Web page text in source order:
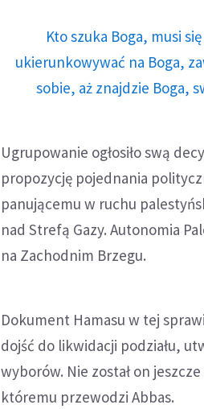
Kto szuka Boga, musi
ukierunkowywać na Boga,
sobie, aż znajdzie Boga,
Ugrupowanie ogłosiło swą
propozycję pojednania
panującemu w ruchu
nad Strefą Gazy. Autonomia
na Zachodnim Brzegu.
Dokument Hamasu w tej
dojść do likwidacji podziału,
wyborów. Nie został on
któremu przewodzi Abbas.